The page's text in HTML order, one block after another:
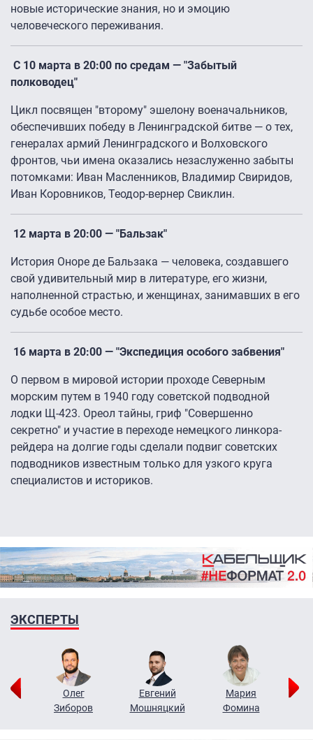
новые исторические знания, но и эмоцию
человеческого переживания.
С 10 марта в 20:00 по средам — "Забытый
полководец"
Цикл посвящен "второму" эшелону военачальников,
обеспечивших победу в Ленинградской битве — о тех,
генералах армий Ленинградского и Волховского
фронтов, чьи имена оказались незаслуженно забыты
потомками: Иван Масленников, Владимир Свиридов,
Иван Коровников, Теодор-вернер Свиклин.
12 марта в 20:00 — "Бальзак"
История Оноре де Бальзака — человека, создавшего
свой удивительный мир в литературе, его жизни,
наполненной страстью, и женщинах, занимавших в его
судьбе особое место.
16 марта в 20:00 — "Экспедиция особого забвения"
О первом в мировой истории проходе Северным
морским путем в 1940 году советской подводной
лодки Щ-423. Ореол тайны, гриф "Совершенно
секретно" и участие в переходе немецкого линкора-
рейдера на долгие годы сделали подвиг советских
подводников известным только для узкого круга
специалистов и историков.
ЭКСПЕРТЫ
Олег
Зиборов
Евгений
Мошняцкий
Мария
Фомина